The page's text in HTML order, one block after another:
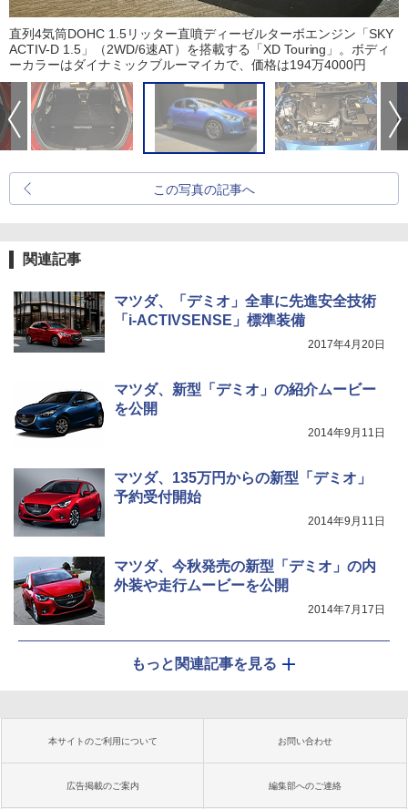
直列4気筒DOHC 1.5リッター直噴ディーゼルターボエンジン「SKY
ACTIV-D 1.5」（2WD/6速AT）を搭載する「XD Touring」。ボディ
ーカラーはダイナミックブルーマイカで、価格は194万4000円
この写真の記事へ
関連記事
マツダ、「デミオ」全車に先進安全技術
「i-ACTIVSENSE」標準装備
2017年4月20日
マツダ、新型「デミオ」の紹介ムービー
を公開
2014年9月11日
マツダ、135万円からの新型「デミオ」
予約受付開始
2014年9月11日
マツダ、今秋発売の新型「デミオ」の内
外装や走行ムービーを公開
2014年7月17日
もっと関連記事を見る
本サイトのご利用について お問い合わせ
広告掲載のご案内 編集部へのご連絡